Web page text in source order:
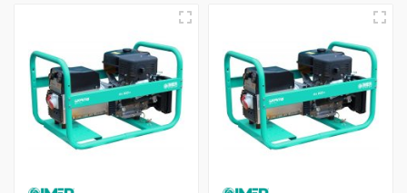
forcément le groupe électrogène adapté à votre application
Accompagnement personnalisé
Protoumat ne se contente pas de vendre des groupes
électrogènes. L'entreprise offre un accompagnement
personnalisé à chaque client, avec des conseils d'experts